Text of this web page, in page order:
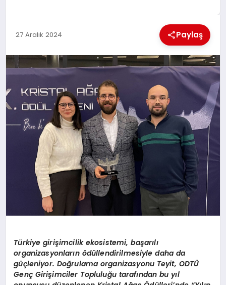
BESLENME
TEKNOLOJI
27 Aralık 2024 Paylaş
Türkiye girişimcilik ekosistemi, başarılı
organizasyonların ödüllendirilmesiyle daha da
güçleniyor. Doğrulama organizasyonu Teyit, ODTÜ
Genç Girişimciler Topluluğu tarafından bu yıl